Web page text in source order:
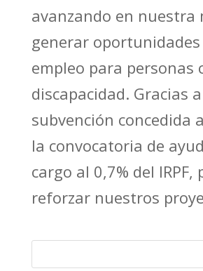
avanzando en nuestra
generar oportunidades
empleo para personas
discapacidad. Gracias
subvención concedida
la convocatoria de
cargo al 0,7% del IRPF,
reforzar nuestros